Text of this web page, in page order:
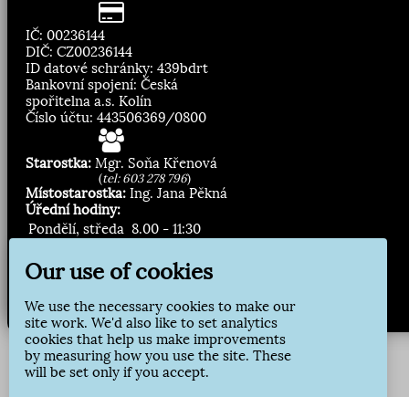
IČ: 00236144
DIČ: CZ00236144
ID datové schránky: 439bdrt
Bankovní spojení: Česká
spořitelna a.s. Kolín
Číslo účtu: 443506369/0800
Starostka: Mgr. Soňa Křenová
(tel: 603 278 796)
Místostarostka: Ing. Jana Pěkná
Úřední hodiny:
Pondělí, středa 8.00 - 11:30
Zasílání novinek:
Přihlásit odběr
Our use of cookies
We use the necessary cookies to make our
site work. We'd also like to set analytics
cookies that help us make improvements
by measuring how you use the site. These
will be set only if you accept.